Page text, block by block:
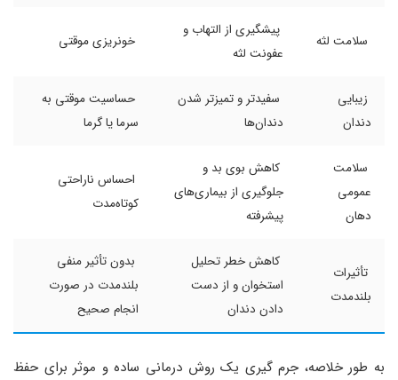
سلامت لثه
پیشگیری از التهاب و
عفونت لثه
خونریزی موقتی
زیبایی
دندان
سفیدتر و تمیزتر شدن
دندان‌ها
حساسیت موقتی به
سرما یا گرما
سلامت
عمومی
دهان
کاهش بوی بد و
جلوگیری از بیماری‌های
پیشرفته
احساس ناراحتی
کوتاه‌مدت
تأثیرات
بلندمدت
کاهش خطر تحلیل
استخوان و از دست
دادن دندان
بدون تأثیر منفی
بلندمدت در صورت
انجام صحیح
به طور خلاصه، جرم‌ گیری یک روش درمانی ساده و موثر برای حفظ